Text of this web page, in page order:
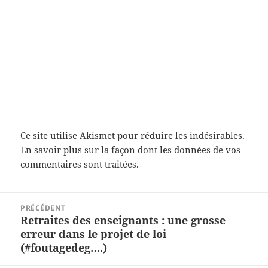
Ce site utilise Akismet pour réduire les indésirables.
En savoir plus sur la façon dont les données de vos
commentaires sont traitées.
l’article
PRÉCÉDENT
Article
précédent :
Retraites des enseignants : une grosse
erreur dans le projet de loi
(#foutagedeg….)